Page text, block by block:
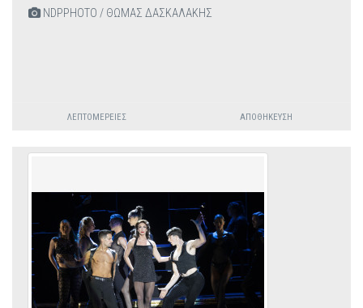
NDPPHOTO / ΘΩΜΑΣ ΔΑΣΚΑΛΑΚΗΣ
ΛΕΠΤΟΜΈΡΕΙΕΣ ΑΠΟΘΉΚΕΥΣΗ